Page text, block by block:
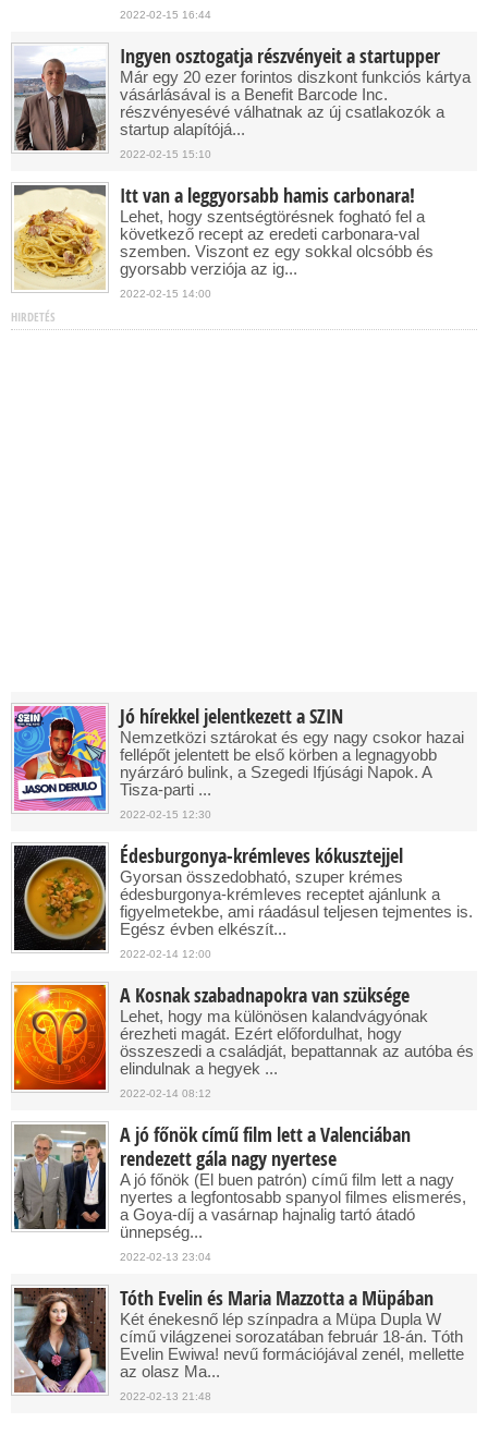
2022-02-15 16:44
Ingyen osztogatja részvényeit a startupper
Már egy 20 ezer forintos diszkont funkciós kártya
vásárlásával is a Benefit Barcode Inc.
részvényesévé válhatnak az új csatlakozók a
startup alapítójá...
2022-02-15 15:10
Itt van a leggyorsabb hamis carbonara!
Lehet, hogy szentségtörésnek fogható fel a
következő recept az eredeti carbonara-val
szemben. Viszont ez egy sokkal olcsóbb és
gyorsabb verziója az ig...
2022-02-15 14:00
HIRDETÉS
Jó hírekkel jelentkezett a SZIN
Nemzetközi sztárokat és egy nagy csokor hazai
fellépőt jelentett be első körben a legnagyobb
nyárzáró bulink, a Szegedi Ifjúsági Napok. A
Tisza-parti ...
2022-02-15 12:30
Édesburgonya-krémleves kókusztejjel
Gyorsan összedobható, szuper krémes
édesburgonya-krémleves receptet ajánlunk a
figyelmetekbe, ami ráadásul teljesen tejmentes is.
Egész évben elkészít...
2022-02-14 12:00
A Kosnak szabadnapokra van szüksége
Lehet, hogy ma különösen kalandvágyónak
érezheti magát. Ezért előfordulhat, hogy
összeszedi a családját, bepattannak az autóba és
elindulnak a hegyek ...
2022-02-14 08:12
A jó főnök című film lett a Valenciában
rendezett gála nagy nyertese
A jó főnök (El buen patrón) című film lett a nagy
nyertes a legfontosabb spanyol filmes elismerés,
a Goya-díj a vasárnap hajnalig tartó átadó
ünnepség...
2022-02-13 23:04
Tóth Evelin és Maria Mazzotta a Müpában
Két énekesnő lép színpadra a Müpa Dupla W
című világzenei sorozatában február 18-án. Tóth
Evelin Ewiwa! nevű formációjával zenél, mellette
az olasz Ma...
2022-02-13 21:48